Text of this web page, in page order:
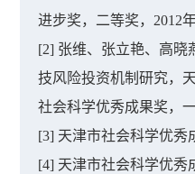
进步奖，二等奖，2012年
[2] 张维、张立艳、高晓
技风险投资机制研究，
社会科学优秀成果奖，一
[3] 天津市社会科学优秀
[4] 天津市社会科学优秀